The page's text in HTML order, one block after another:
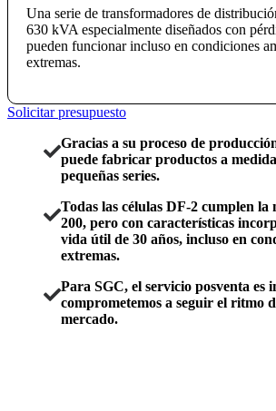
Una serie de transformadores de
630 kVA especialmente diseñados con
pueden funcionar incluso en condiciones
extremas.
Solicitar presupuesto
Gracias a su proceso de
puede fabricar productos a
pequeñas series.
Todas las células DF-2 cumplen
200, pero con características
vida útil de 30 años, incluso en
extremas.
Para SGC, el servicio posventa es
comprometemos a seguir el ritmo
mercado.